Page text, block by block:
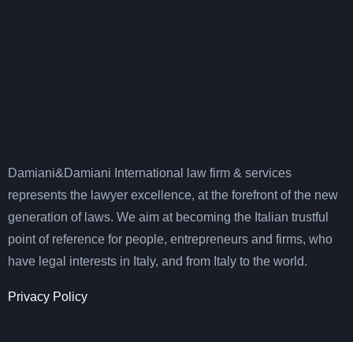
Damiani&Damiani International law firm & services
represents the lawyer excellence, at the forefront of the new
generation of laws. We aim at becoming the Italian trustful
point of reference for people, entrepreneurs and firms, who
have legal interests in Italy, and from Italy to the world.
Privacy Policy